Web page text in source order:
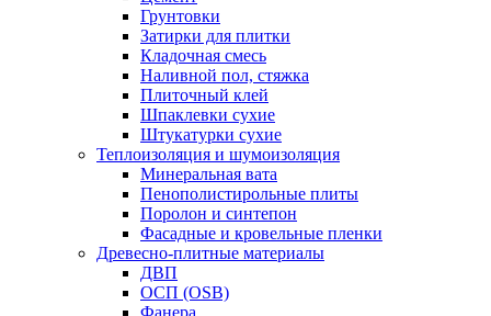
Грунтовки
Затирки для плитки
Кладочная смесь
Наливной пол, стяжка
Плиточный клей
Шпаклевки сухие
Штукатурки сухие
Теплоизоляция и шумоизоляция
Минеральная вата
Пенополистирольные плиты
Поролон и синтепон
Фасадные и кровельные пленки
Древесно-плитные материалы
ДВП
ОСП (OSB)
Фанера